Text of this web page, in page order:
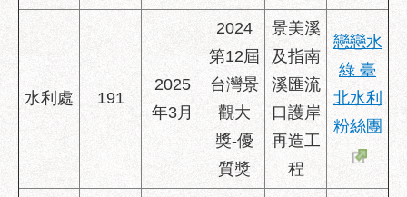
水利處 191
2025
年3月
2024
第12屆
台灣景
觀大
獎-優
質獎
景美溪
及指南
溪匯流
口護岸
再造工
程
戀戀水
綠 臺
北水利
粉絲團